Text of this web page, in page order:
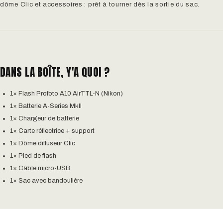
dôme Clic et accessoires : prêt à tourner dès la sortie du sac.
DANS LA BOÎTE, Y'A QUOI ?
1× Flash Profoto A10 AirTTL-N (Nikon)
1× Batterie A-Series MkII
1× Chargeur de batterie
1× Carte réflectrice + support
1× Dôme diffuseur Clic
1× Pied de flash
1× Câble micro-USB
1× Sac avec bandoulière